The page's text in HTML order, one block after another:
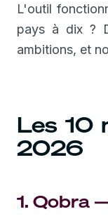
L'outil
pays à dix ?
ambitions, et
Les 10
2026
1. Qobra